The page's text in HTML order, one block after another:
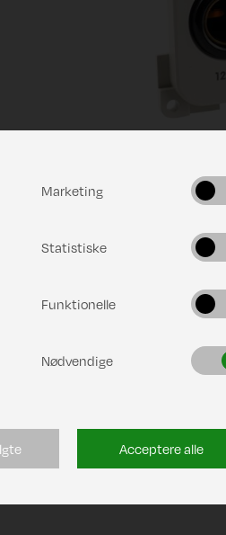
Marketing
Statistiske
Funktionelle
Nødvendige
Acceptere alle